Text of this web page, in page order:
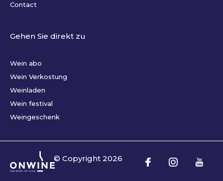
Contact
Gehen Sie direkt zu
Wein abo
Wein Verkostung
Weinladen
Wein festival
Weingeschenk
© Copyright 2026